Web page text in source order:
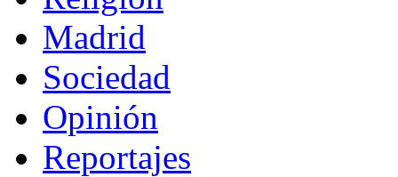
Madrid
Sociedad
Opinión
Reportajes